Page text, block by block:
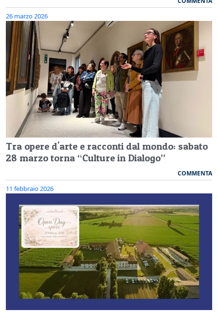
26 marzo 2026
Tra opere d'arte e racconti dal mondo: sabato
28 marzo torna “Culture in Dialogo”
COMMENTA
11 febbraio 2026